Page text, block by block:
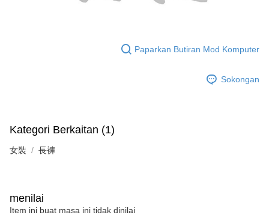
Paparkan Butiran Mod Komputer
Sokongan
Kategori Berkaitan (1)
女裝 長褲
menilai
Item ini buat masa ini tidak dinilai